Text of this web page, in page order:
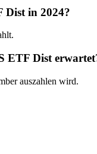
Dist in 2024?
ETF Dist
auszahlen wird.